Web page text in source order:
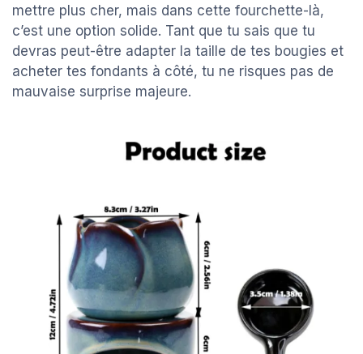
mettre plus cher, mais dans cette fourchette-là,
c’est une option solide. Tant que tu sais que tu
devras peut-être adapter la taille de tes bougies et
acheter tes fondants à côté, tu ne risques pas de
mauvaise surprise majeure.